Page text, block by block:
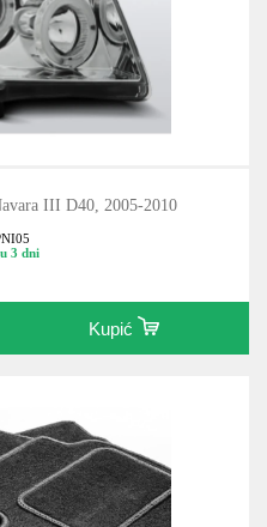
III D40, 2005-2010
3 dni
Kupić